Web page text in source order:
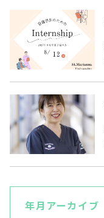
年月アーカイブ